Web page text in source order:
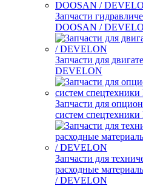
Запчасти
DOOSAN /
Запчасти для
DEVELON
Запчасти для
систем
Запчасти для
расходные
/ DEVELON